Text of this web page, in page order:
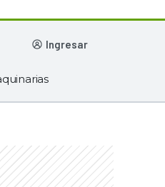
ingresar